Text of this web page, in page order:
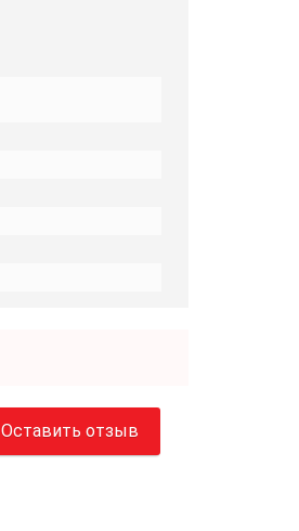
Оставить отзыв